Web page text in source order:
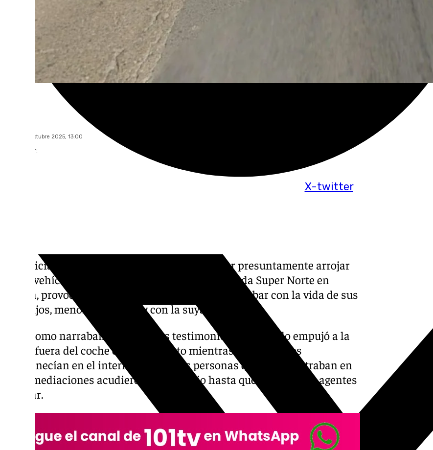
X-twitter
lunes, 20 octubre 2025, 13:00
Compartir:
La Policía Nacional ha detenido a un varón por presuntamente arrojar
de un vehículo en marcha a una mujer en la Ronda Super Norte en
Sevilla, provocándole lesiones, y amenazar con acabar con la vida de sus
tres hijos, menores de edad, y con la suya propia.
Tal y como narraban los primeros testimonios, el detenido empujó a la
mujer fuera del coche en movimiento mientras sus tres hijos
permanecían en el interior. Así, varias personas que se encontraban en
las inmediaciones acudieron a su auxilio hasta que llegaron los agentes
al lugar.